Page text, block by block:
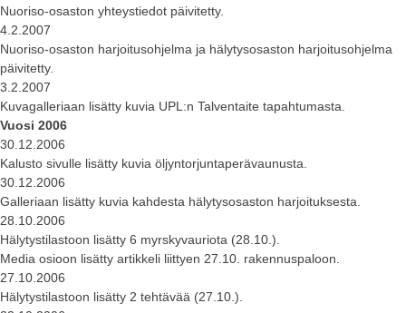
Nuoriso-osaston yhteystiedot päivitetty.
4.2.2007
Nuoriso-osaston harjoitusohjelma ja hälytysosaston harjoitusohjelma
päivitetty.
3.2.2007
Kuvagalleriaan lisätty kuvia UPL:n Talventaite tapahtumasta.
Vuosi 2006
30.12.2006
Kalusto sivulle lisätty kuvia öljyntorjuntaperävaunusta.
30.12.2006
Galleriaan lisätty kuvia kahdesta hälytysosaston harjoituksesta.
28.10.2006
Hälytystilastoon lisätty 6 myrskyvauriota (28.10.).
Media osioon lisätty artikkeli liittyen 27.10. rakennuspaloon.
27.10.2006
Hälytystilastoon lisätty 2 tehtävää (27.10.).